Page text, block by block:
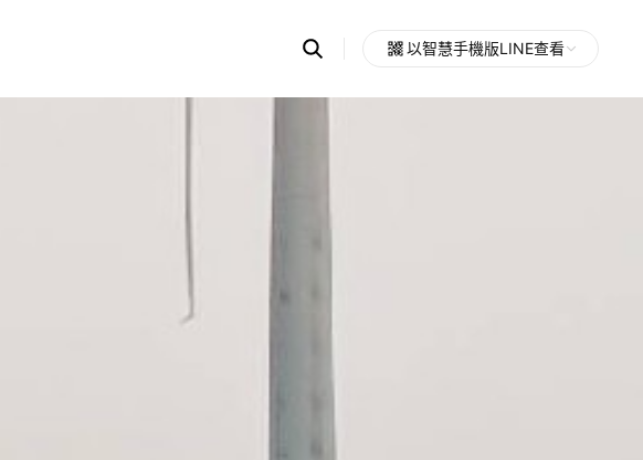
Search
OpenChats
messages
search
以智慧手機版LINE查看